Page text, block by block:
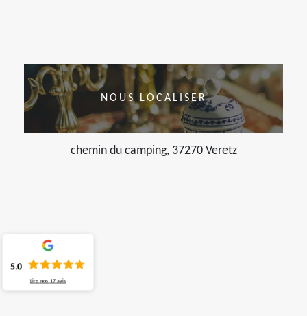
NOUS LOCALISER
chemin du camping, 37270 Veretz
5.0
Lire nos 17 avis